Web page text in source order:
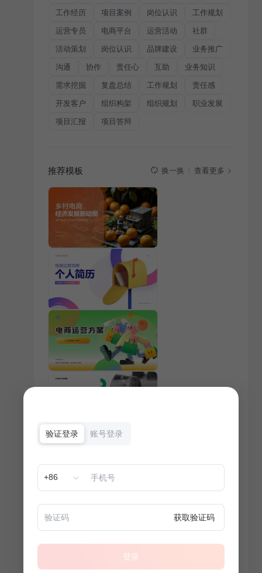
工作经历 项目案例 岗位认识 工作规划
运营专员 电商平台 运营活动 社群
活动策划 岗位认识 品牌建设 业务推广
沟通 协作 责任心 互助 业务知识
需求挖掘 复盘总结 工作规划 责任感
开发客户 组织构架 组织规划 职业发展
项目汇报 项目答辩
推荐模板 换一换 查看更多
验证登录 账号登录
+86
获取验证码
登录